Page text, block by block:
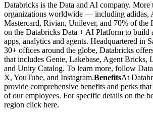
Databricks is the Data and AI company. More
organizations worldwide — including adidas,
Mastercard, Rivian, Unilever, and 70% of
on the Databricks Data + AI Platform to build
apps, analytics and agents. Headquartered in
30+ offices around the globe, Databricks
that includes Genie, Lakebase, Agent Bricks,
and Unity Catalog. To learn more, follow
X, YouTube, and Instagram.BenefitsAt
provide comprehensive benefits and perks
of our employees. For specific details on the
region click here.